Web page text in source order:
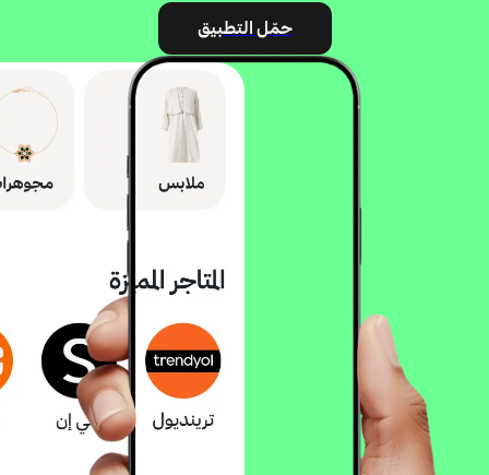
حمّل التطبيق